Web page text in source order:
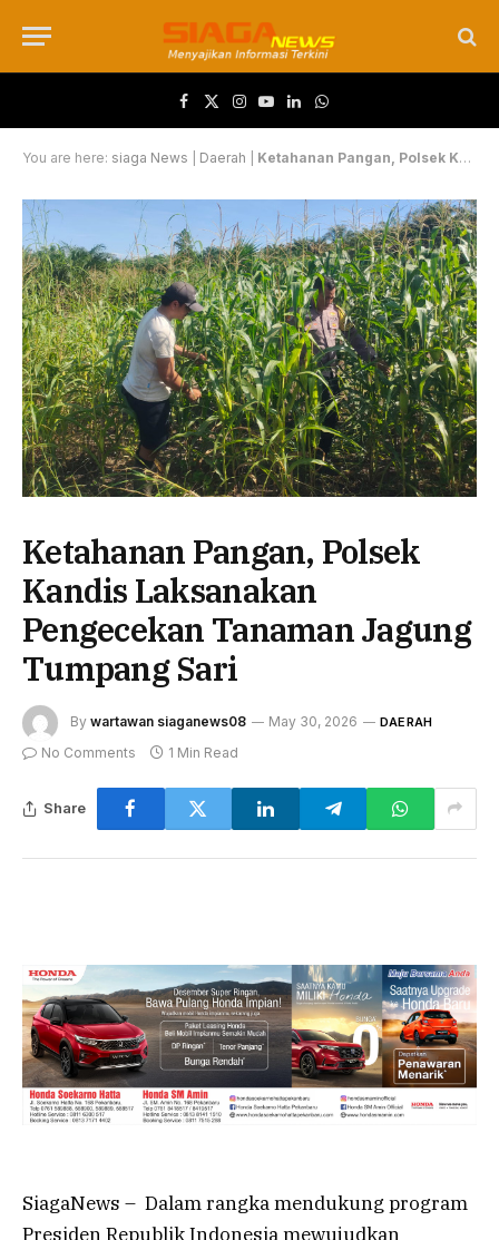
Facebook
X (Twitter)
Instagram
YouTube
LinkedInWhatsApp
You are here: siaga News Daerah Ketahanan Pangan, Polsek Kandis Laksanakan Pengecekan Tanaman Jagung Tumpang Sari
Ketahanan Pangan, Polsek
Kandis Laksanakan
Pengecekan Tanaman Jagung
Tumpang Sari
By wartawan siaganews08 May 30, 2026 DAERAH
No Comments 1 Min Read
Share
SiagaNews – Dalam rangka mendukung program
Presiden Republik Indonesia mewujudkan